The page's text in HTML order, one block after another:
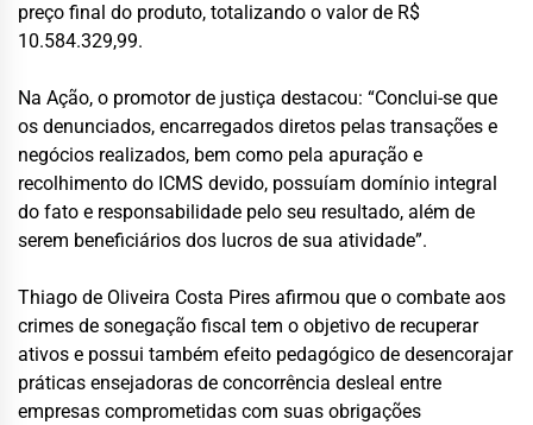
preço final do produto, totalizando o valor de R$
10.584.329,99.
Na Ação, o promotor de justiça destacou: “Conclui-se que
os denunciados, encarregados diretos pelas transações e
negócios realizados, bem como pela apuração e
recolhimento do ICMS devido, possuíam domínio integral
do fato e responsabilidade pelo seu resultado, além de
serem beneficiários dos lucros de sua atividade”.
Thiago de Oliveira Costa Pires afirmou que o combate aos
crimes de sonegação fiscal tem o objetivo de recuperar
ativos e possui também efeito pedagógico de desencorajar
práticas ensejadoras de concorrência desleal entre
empresas comprometidas com suas obrigações